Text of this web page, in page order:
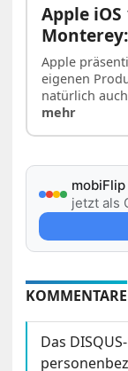
Apple
Apple
eigenen
natürlich
mehr
jetzt als
KOMMENTARE
Das